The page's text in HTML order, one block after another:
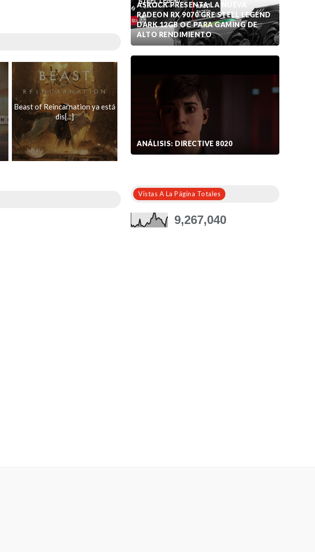
Beast of Reincarnation ya está
dis[...]
ASROCK PRESENTA LA NUEVA
RADEON RX 9070 GRE STEEL LEGEND
DARK 12GB OC PARA GAMING DE
ALTO RENDIMIENTO
ANÁLISIS: DIRECTIVE 8020
Vistas A La Página Totales
9,267,040